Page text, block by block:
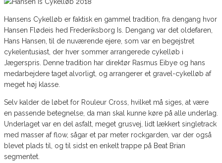
Hansens Cykelløb er faktisk en gammel tradition, fra dengang hvor
Hansen Flødeis hed Frederiksborg Is. Dengang var det oldefaren,
Hans Hansen, til de nuværende ejere, som var en begejstret
cykelentusiast, der hver sommer arrangerede cykelløb i
Jægerspris. Denne tradition har direktør Rasmus Eibye og hans
medarbejdere taget alvorligt, og arrangerer et gravel-cykelløb af
meget høj klasse.
Selv kalder de løbet for Rouleur Cross, hvilket må siges, at være
en passende betegnelse, da man skal kunne køre på alle underlag.
Underlaget var en del asfalt, meget grusvej, lidt lækkert singletrack
med masser af flow, sågar et par meter rockgarden, var der også
blevet plads til, og til sidst en enkelt trappe på Beat Brian
segmentet.